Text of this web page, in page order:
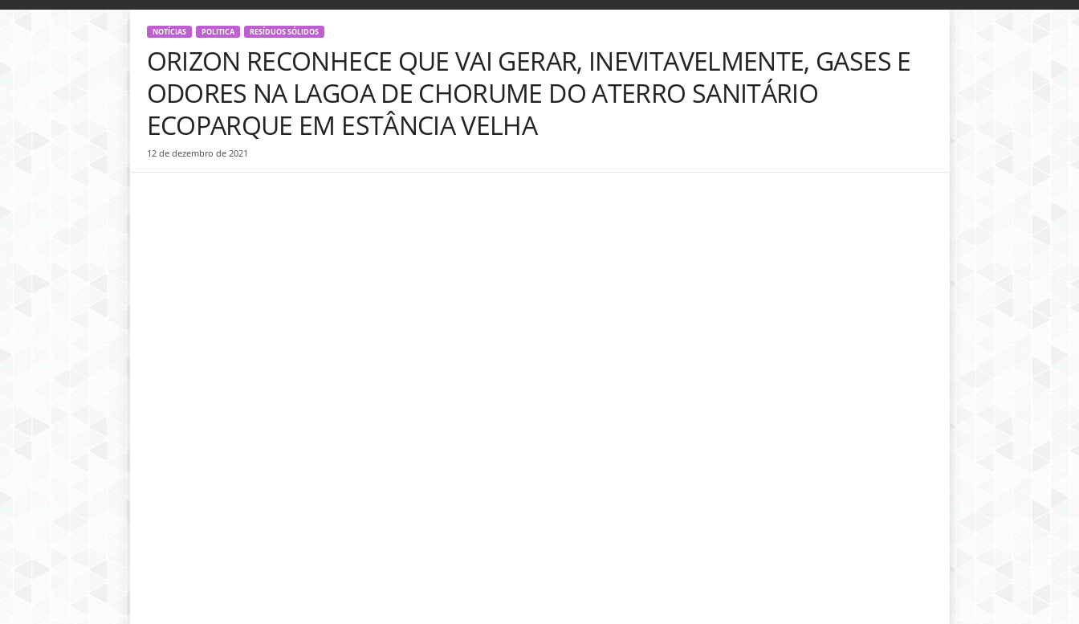
o
NOTÍCIAS POLITICA RESÍDUOS SÓLIDOS
ORIZON RECONHECE QUE VAI GERAR, INEVITAVELMENTE, GASES E
ODORES NA LAGOA DE CHORUME DO ATERRO SANITÁRIO
ECOPARQUE EM ESTÂNCIA VELHA
12 de dezembro de 2021